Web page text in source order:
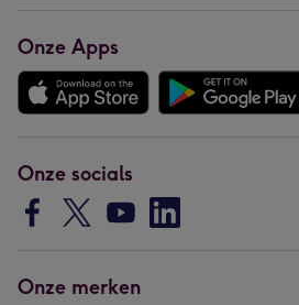
Onze Apps
Onze socials
Onze merken